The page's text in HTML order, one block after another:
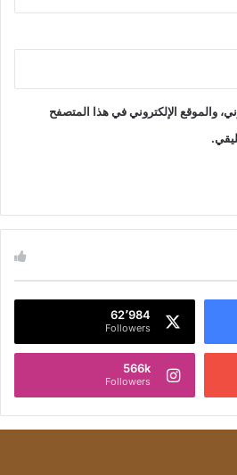
والموقع الإلكتروني في هذا المتصفح
62٬984
Followers
566k
Followers